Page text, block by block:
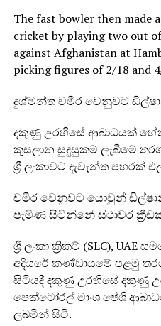
The fast bowler then made
cricket by playing two out
against Afghanistan at
picking figures of 2/18 and
දුශ්මන්ත චමීර වෙනුවට
දකුණු උරහිසේ ආබාධයක්
කුසලාන සුදුසුකම් ලැබීමේ
ශ්‍රී ලංකාවට දැවැන්ත පහරක්
චමීර වෙනුවට යොවුන්
පැමිණ සිටින්නේ ස්ථාවර
ශ්‍රී ලංකා ක්‍රිකට් (SLC),
අදියරේ කණ්ඩායමේ පළමු
සිටියදී දකුණු උරහිසේ දකුණු
පෙක්ටෝරල් මාංශ පේශි
ලබමින් සිටී.